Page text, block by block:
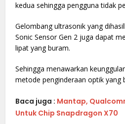
kedua sehingga pengguna tidak
Gelombang ultrasonik yang
Sonic Sensor Gen 2 juga dapat
lipat yang buram.
Sehingga menawarkan
metode penginderaan optik yang
Baca juga : Mantap,
Untuk Chip Snapdragon X70